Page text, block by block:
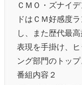
ＣＭＯ・ズナイ
ドはＣＭ好感度
し、また歴代最
表現を手掛け、
ング部門のトップ
番組内容２